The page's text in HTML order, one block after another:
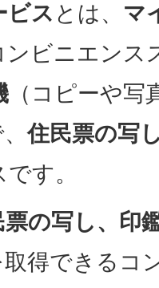
ビス とは、 マ
ンビニエンス
（コピーや
、住民票の写
す。
票の写し、印
取得できるコ